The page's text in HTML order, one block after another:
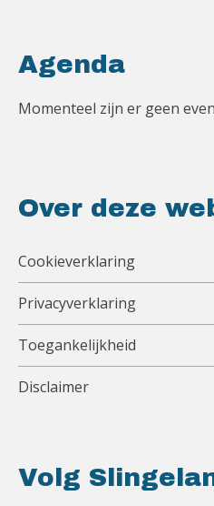
Volg
Agenda
Momenteel zijn er geen
Over deze
Cookieverklaring
Privacyverklaring
Toegankelijkheid
Disclaimer